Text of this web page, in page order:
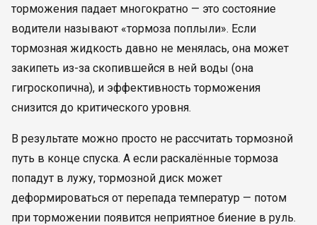
торможения падает многократно — это состояние
водители называют «тормоза поплыли». Если
тормозная жидкость давно не менялась, она может
закипеть из-за скопившейся в ней воды (она
гигроскопична), и эффективность торможения
снизится до критического уровня.
В результате можно просто не рассчитать тормозной
путь в конце спуска. А если раскалённые тормоза
попадут в лужу, тормозной диск может
деформироваться от перепада температур — потом
при торможении появится неприятное биение в руль.